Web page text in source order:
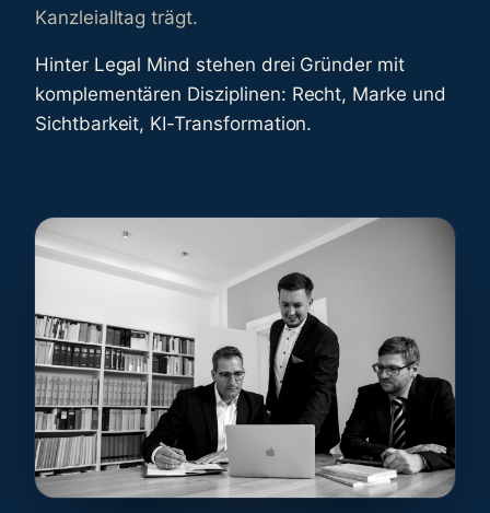
Kanzleialltag trägt.
Hinter Legal Mind stehen drei Gründer mit
komplementären Disziplinen: Recht, Marke und
Sichtbarkeit, KI-Transformation.